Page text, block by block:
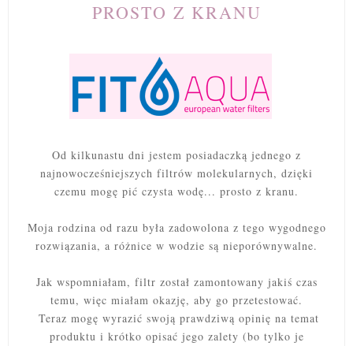
PROSTO Z KRANU
Od kilkunastu dni jestem posiadaczką jednego z
najnowocześniejszych filtrów molekularnych, dzięki
czemu mogę pić czysta wodę... prosto z kranu.
Moja rodzina od razu była zadowolona z tego wygodnego
rozwiązania, a różnice w wodzie są nieporównywalne.
Jak wspomniałam, filtr został zamontowany jakiś czas
temu, więc miałam okazję, aby go przetestować.
Teraz mogę wyrazić swoją prawdziwą opinię na temat
produktu i krótko opisać jego zalety (bo tylko je